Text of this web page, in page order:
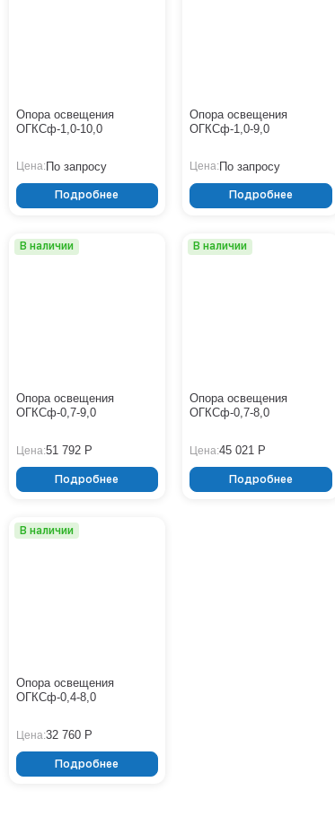
Опора освещения
ОГКСф-1,0-10,0
Цена:По запросу
Подробнее
Опора освещения
ОГКСф-1,0-9,0
Цена:По запросу
Подробнее
В наличии
Опора освещения
ОГКСф-0,7-9,0
Цена:51 792 Р
Подробнее
В наличии
Опора освещения
ОГКСф-0,7-8,0
Цена:45 021 Р
Подробнее
В наличии
Опора освещения
ОГКСф-0,4-8,0
Цена:32 760 Р
Подробнее